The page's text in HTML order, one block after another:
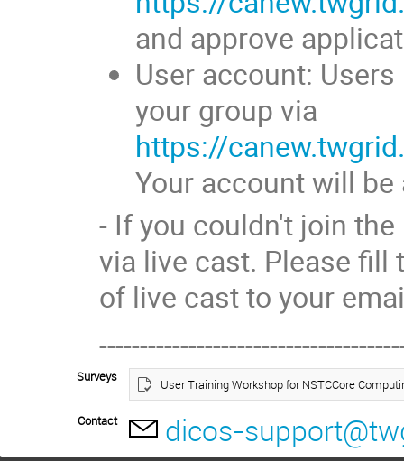
and approve
User account:
your group via
https://
Your account will
- If you couldn't join
via live cast. Please fill
of live cast to your
Surveys User Training Workshop for NSTCCore
Contact dicos-